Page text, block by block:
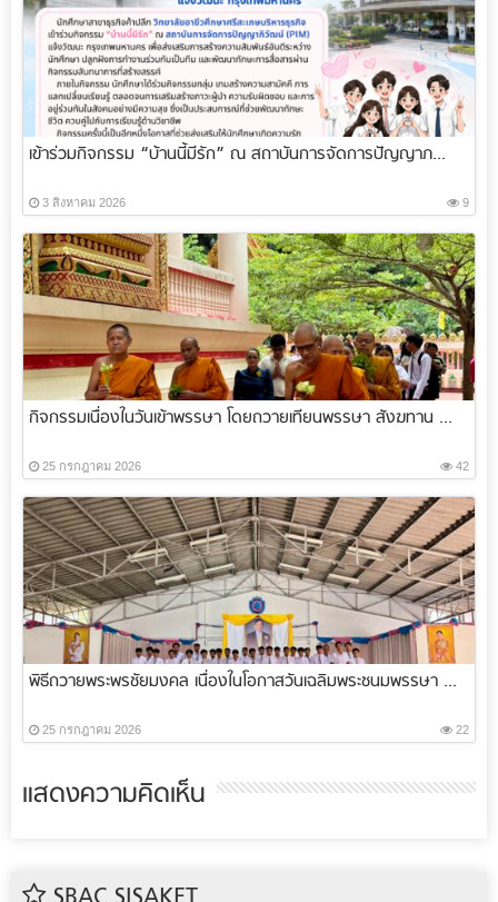
เข้าร่วมกิจกรรม “บ้านนี้มีรัก” ณ สถาบันการจัดการปัญญาภ...
3 สิงหาคม 2026 9
กิจกรรมเนื่องในวันเข้าพรรษา โดยถวายเทียนพรรษา สังฆทาน ...
25 กรกฎาคม 2026 42
พิธีถวายพระพรชัยมงคล เนื่องในโอกาสวันเฉลิมพระชนมพรรษา ...
25 กรกฎาคม 2026 22
แสดงความคิดเห็น